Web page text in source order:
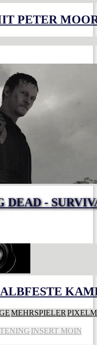
PETER
DEAD -
MEHRSPIELER
INSERT MOIN